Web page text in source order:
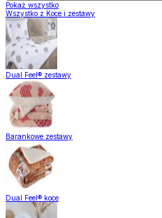
Pokaż wszystko
Wszystko z Koce i zestawy
Dual Feel® zestawy
Barankowe zestawy
Dual Feel® koce